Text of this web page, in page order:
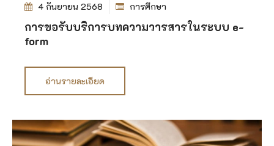
4 กันยายน 2568 การศึกษา
การขอรับบริการบทความวารสารในระบบ e-
form
อ่านรายละเอียด